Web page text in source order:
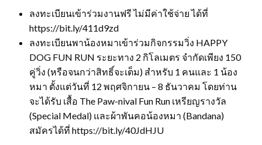
ลงทะเบียนเข้าร่วมงานฟรี ไม่มีค่าใช้จ่าย ได้ที่
https://bit.ly/411d9zd
ลงทะเบียนพาน้องหมาเข้าร่วมกิจกรรมวิ่ง HAPPY
DOG FUN RUN ระยะทาง 2 กิโลเมตร จำกัดเพียง 150
คู่วิ่ง (หรือจนกว่าสิทธิ์จะเต็ม) สำหรับ 1 คนและ 1 น้อง
หมา ตั้งแต่วันที่ 12 พฤศจิกายน – 8 ธันวาคม โดยท่าน
จะได้รับ เสื้อ The Paw-nival Fun Run เหรียญรางวัล
(Special Medal) และผ้าพันคอน้องหมา (Bandana)
สมัครได้ที่ https://bit.ly/40JdHJU